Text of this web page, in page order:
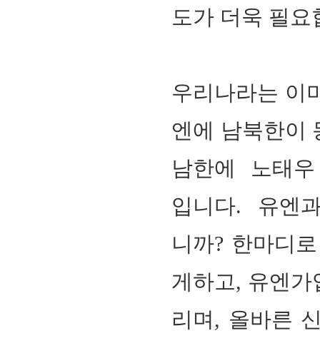
도가 더욱 필
우리나라는 이
엔에 남북한이
남한에 노태우
입니다. 유엔
니까? 한마디
게하고, 유엔
리며, 올바른